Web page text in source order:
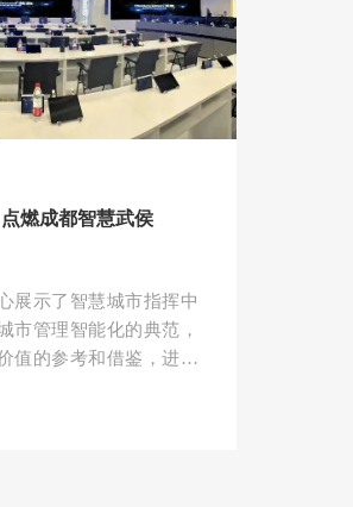
燃成都智慧武侯
展示了智慧城市指挥中
市管理智能化的典范，
值的参考和借鉴，进一